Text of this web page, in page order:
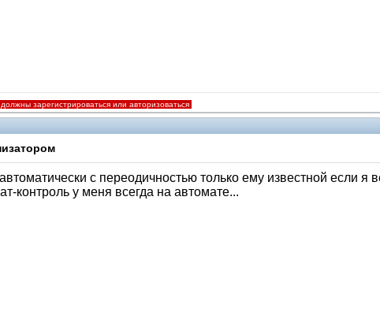
зарегистрироваться или авторизоваться
с переодичностью только ему известной если
контроль у меня всегда на автомате...